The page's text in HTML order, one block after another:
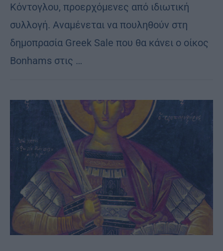
Κόντογλου, προερχόμενες από ιδιωτική
συλλογή. Αναμένεται να πουληθούν στη
δημοπρασία Greek Sale που θα κάνει ο οίκος
Bonhams στις …